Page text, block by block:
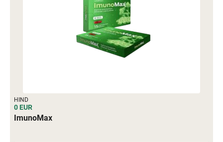
HIND
0 EUR
ImunoMax